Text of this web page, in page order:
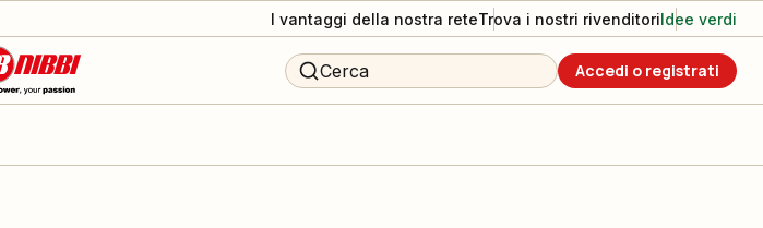
I vantaggi della nostra reteTrova i nostri rivenditoriIdee verdi
Cerca Accedi o registrati